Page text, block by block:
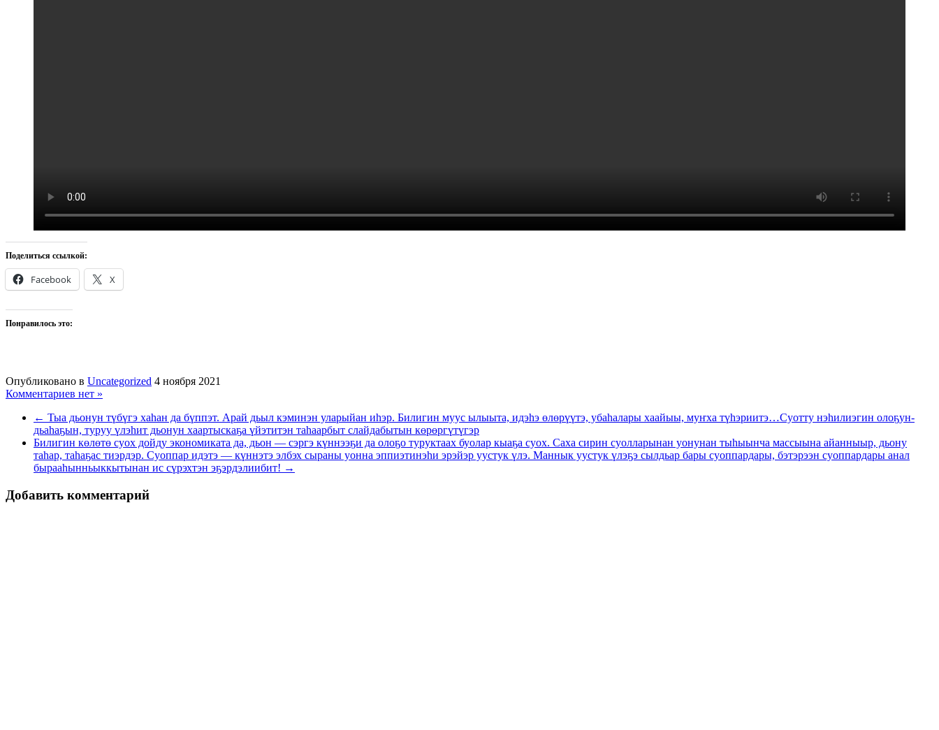
Поделиться ссылкой:
Facebook X
Понравилось это:
Опубликовано в Uncategorized 4 ноября 2021
Комментариев нет »
← Тыа дьонун түбүгэ хаһан да бүппэт. Арай дьыл кэминэн уларыйан иһэр. Билигин муус ылыыта, идэһэ өлөрүүтэ, убаһалары хаайыы, муҥха түһэриитэ…Суотту нэһилиэгин олоҕун-
дьаһаҕын, туруу үлэһит дьонун хаартыскаҕа үйэтитэн таһаарбыт слайдабытын көрөргүтүгэр
Билигин көлөтө суох дойду экономиката да, дьон — сэргэ күннээҕи да олоҕо туруктаах буолар кыаҕа суох. Саха сирин суолларынан уонунан тыһыынча массыына айанныыр, дьону
таһар, таһаҕас тиэрдэр. Суоппар идэтэ — күннэтэ элбэх сыраны уонна эппиэтинэһи эрэйэр уустук үлэ. Маннык уустук үлэҕэ сылдьар бары суоппардары, бэтэрээн суоппардары анал
бырааһынньыккытынан ис сүрэхтэн эҕэрдэлиибит! →
Добавить комментарий